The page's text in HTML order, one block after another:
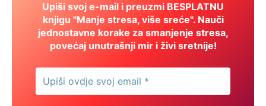
Upiši svoj e-mail i preuzmi BESPLATNU
knjigu "Manje stresa, više sreće". Nauči
jednostavne korake za smanjenje stresa,
povećaj unutrašnji mir i živi sretnije!